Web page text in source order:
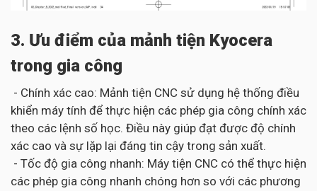
3. Ưu điểm của mảnh tiện Kyocera
trong gia công
- Chính xác cao: Mảnh tiện CNC sử dụng hệ thống điều
khiển máy tính để thực hiện các phép gia công chính xác
theo các lệnh số học. Điều này giúp đạt được độ chính
xác cao và sự lặp lại đáng tin cậy trong sản xuất.
- Tốc độ gia công nhanh: Máy tiện CNC có thể thực hiện
các phép gia công nhanh chóng hơn so với các phương